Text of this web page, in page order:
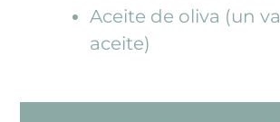
Aceite de oliva (un
aceite)